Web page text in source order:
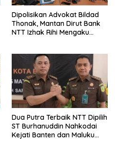
Dipolisikan Advokat Bildad
Thonak, Mantan Dirut Bank
NTT Izhak Rihi Mengaku
Dua Putra Terbaik NTT Dipilih
ST Burhanuddin Nahkodai
Kejati Banten dan Maluku